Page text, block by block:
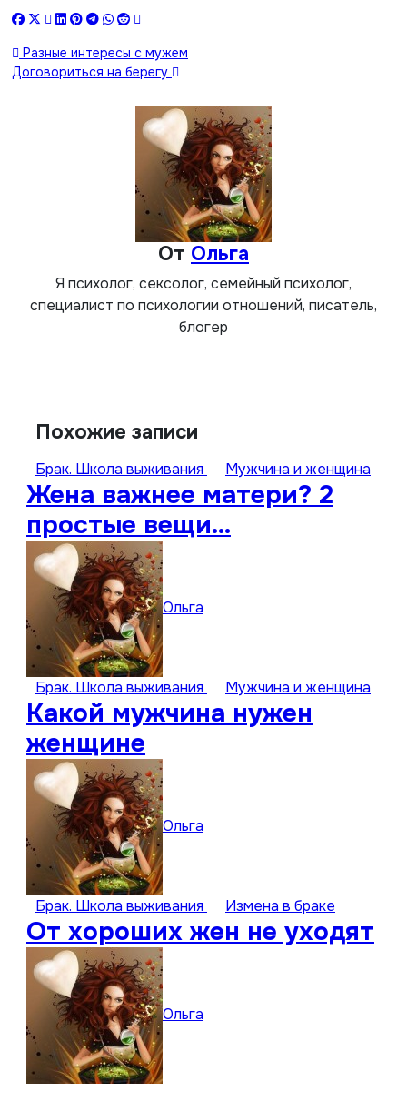
Навигация
по
Разные интересы с мужем
Договориться на берегу
От Ольга
Я психолог, сексолог, семейный психолог,
специалист по психологии отношений, писатель,
блогер
Похожие записи
Брак. Школа выживания Мужчина и женщина
Жена важнее матери? 2
простые вещи…
Ольга
Брак. Школа выживания Мужчина и женщина
Какой мужчина нужен
женщине
Ольга
Брак. Школа выживания Измена в браке
От хороших жен не уходят
Ольга